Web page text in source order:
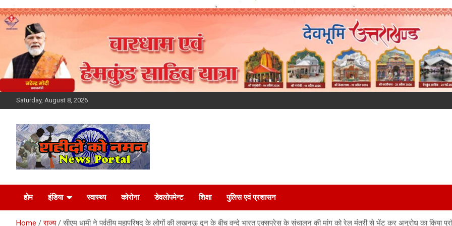
Skip
to
Saturday, August 8, 2026
Latest News Today,
Breaking News,
होम इंडिया स्वास्थ्य कोरोना डेवलोपमेन्ट शिक्षा पुलिस एवं प्रशासन
Home राज्य सीएम धामी ने पर्वतीय महापरिषद के लोगों की लखनऊ दून के बीच वन्दे भारत एक्सप्रेस के संचालन की मांग को रेल मंत्री से भेंट कर अनुरोध का किया